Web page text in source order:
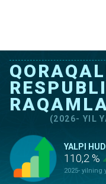
(2026- YIL
YALPI
110,2 %
2025- yilning